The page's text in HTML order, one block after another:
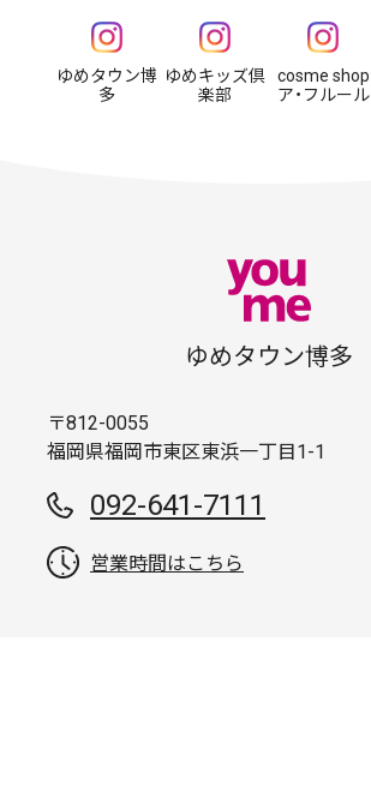
ゆめタウン博
多
ゆめキッズ倶
楽部
cosme shop
ア・フルール
ゆめタウン博多
〒812-0055
福岡県福岡市東区東浜一丁目1-1
092-641-7111
営業時間はこちら